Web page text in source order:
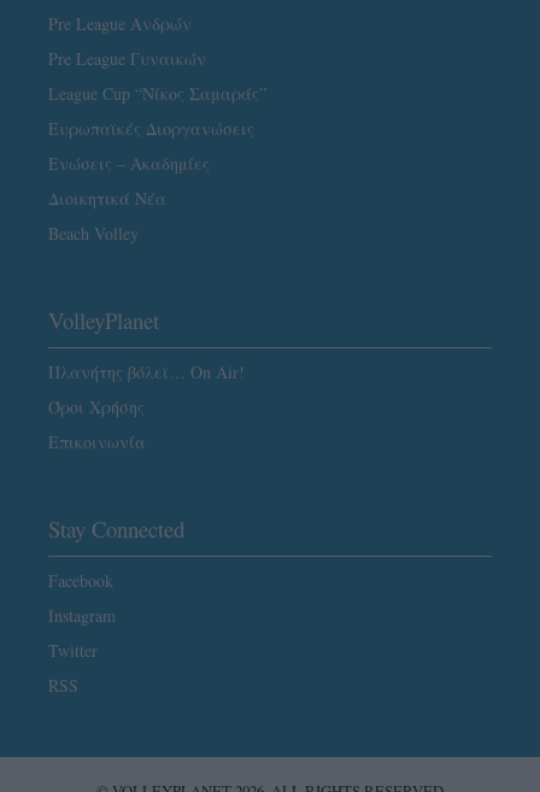
Pre League Ανδρών
Pre League Γυναικών
League Cup “Νίκος Σαμαράς”
Ευρωπαϊκές Διοργανώσεις
Ενώσεις – Ακαδημίες
Διοικητικά Νέα
Beach Volley
VolleyPlanet
Πλανήτης βόλεϊ… On Air!
Όροι Χρήσης
Επικοινωνία
Stay Connected
Facebook
Instagram
Twitter
RSS